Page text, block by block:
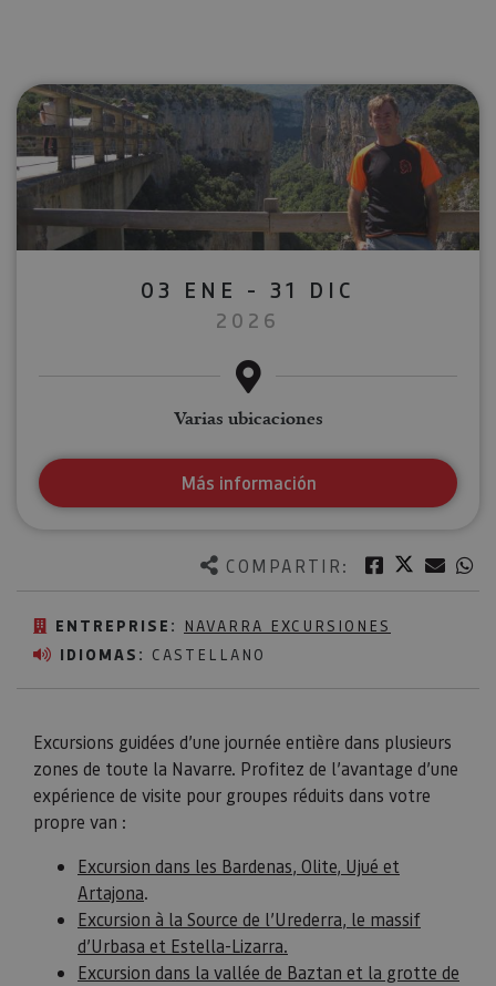
COMPARTIR: Facebook
Twitter
ENTREPRISE: NAVARRA EXCURSIONES
IDIOMAS: CASTELLANO
Excursions guidées d’une journée entière dans plusieurs
zones de toute la Navarre. Profitez de l’avantage d’une
expérience de visite pour groupes réduits dans votre
propre van :
Excursion dans les Bardenas, Olite, Ujué et
Artajona.
Excursion à la Source de l’Urederra, le massif
d’Urbasa et Estella-Lizarra.
Excursion dans la vallée de Baztan et la grotte de
03 ENE - 31 DIC
2026
Varias ubicaciones
Más información